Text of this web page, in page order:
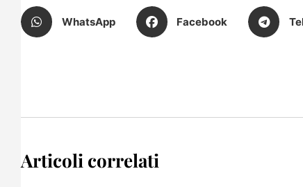
WhatsApp Facebook
Articoli correlati